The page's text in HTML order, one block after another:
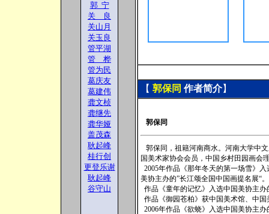
郭 宁
关 良
关山月
关玉良
管平湖
管 桦
管为民
葛庆友
葛建伟
龚文桢
龚继先
龚华娅
盖茂森
耿起峰
桂行创
更登乐谢
耿起峰
谷守山
【 郭保同 作者简介】
郭保同
郭保同，祖籍河南商水。河南大学中
国美术家协会会员，中国乡村田园画会
2005年作品《那年冬天的第一场雪》
美协主办的”长江颂全国中国画提名展“。
作品《童年的记忆》入选中国美协主
作品《御园苍柏》获中国美术馆、中
2006年作品《欲蛲》入选中国美协主